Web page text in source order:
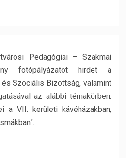
Pedagógiai – Szakmai
fotópályázatot hirdet a
Szociális Bizottság, valamint
az alábbi témakörben:
a VII. kerületi kávéházakban,